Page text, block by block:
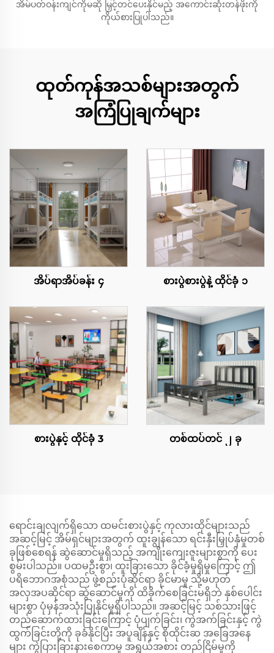
အိမ်ပတ်ဝန်းကျင်ကိုမဆို မြှင့်တင်ပေးနိုင်မည့် အကောင်းဆုံးတန်ဖိုးကို
ကိုယ်စားပြုပါသည်။
ထုတ်ကုန်အသစ်များအတွက်
အကြံပြုချက်များ
အိပ်ရာအိပ်ခန်း ၄ စားပွဲစားပွဲနဲ့ ထိုင်ခုံ ၁
စားပွဲနှင့် ထိုင်ခုံ 3 တစ်ထပ်တင် ၂ ခု
ရောင်းချလျက်ရှိသော ထမင်းစားပွဲနှင့် ကုလားထိုင်များသည်
အဆင့်မြင့် အိမ်ရှင်များအတွက် ထူးချွန်သော ရင်းနှီးမြှုပ်နှံမှုတစ်
ခုဖြစ်စေရန် ဆွဲဆောင်မှုရှိသည့် အကျိုးကျေးဇူးများစွာကို ပေး
စွမ်းပါသည်။ ပထမဦးစွာ၊ ထူးခြားသော ခိုင်ခံ့မှုရှိမှုကြောင့် ဤ
ပရိဘောဂအစုံသည် ဖွဲ့စည်းပုံဆိုင်ရာ ခိုင်မာမှု သို့မဟုတ်
အလှအပဆိုင်ရာ ဆွဲဆောင်မှုကို ထိခိုက်စေခြင်းမရှိဘဲ နှစ်ပေါင်း
များစွာ ပုံမှန်အသုံးပြုနိုင်မှုရှိပါသည်။ အဆင့်မြင့် သစ်သားဖြင့်
တည်ဆောက်ထားခြင်းကြောင့် ပုံပျက်ခြင်း၊ ကွဲအက်ခြင်းနှင့် ကွဲ
ထွက်ခြင်းတို့ကို ခုခံနိုင်ပြီး အပူချိန်နှင့် စိုထိုင်းဆ အခြေအနေ
များ ကွဲပြားခြားနားစေကာမူ အရွယ်အစား တည်ငြိမ်မှုကို